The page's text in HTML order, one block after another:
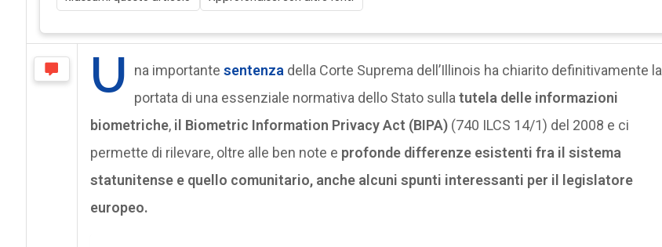
U na importante sentenza della Corte Suprema dell’Illinois ha chiarito definitivamente la
portata di una essenziale normativa dello Stato sulla tutela delle informazioni
biometriche, il Biometric Information Privacy Act (BIPA) (740 ILCS 14/1) del 2008 e ci
permette di rilevare, oltre alle ben note e profonde differenze esistenti fra il sistema
statunitense e quello comunitario, anche alcuni spunti interessanti per il legislatore
europeo.